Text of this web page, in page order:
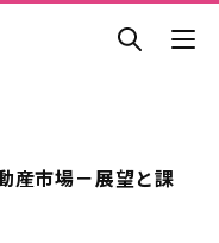
産市場－展望と課